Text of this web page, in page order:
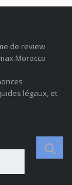
de review
Morocco
légaux, et